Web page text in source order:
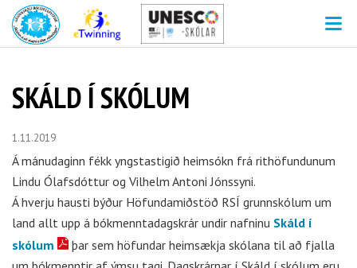
SKÁLD Í SKÓLUM
1.11.2019
Á mánudaginn fékk yngstastigið heimsókn frá rithöfundunum
Lindu Ólafsdóttur og Vilhelm Antoni Jónssyni.
Á hverju hausti býður Höfundamiðstöð RSÍ grunnskólum um
land allt upp á bókmenntadagskrár undir nafninu Skáld í
skólum
þar sem höfundar heimsækja skólana til að fjalla